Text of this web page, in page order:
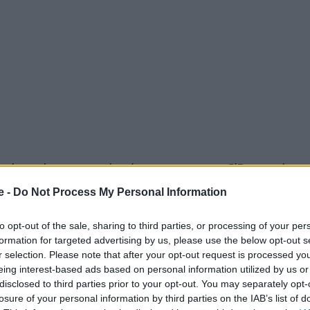
- Do Not Process My Personal Information
opt-out of the sale, sharing to third parties, or processing of your
for targeted advertising by us, please use the below opt-out
selection. Please note that after your opt-out request is processed
interest-based ads based on personal information utilized by us
to third parties prior to your opt-out. You may separately
of your personal information by third parties on the IAB’s list of
φέρει αρνητική επίπτωση και στα ταξίδια. Αυτή τη
έβαλε «λουκέτο» δημοφιλής βρετανική
Advertisement -